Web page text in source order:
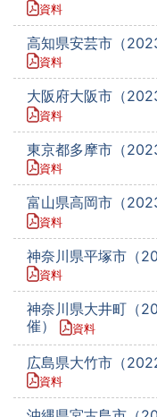
資料
高知県安芸市（
資料
大阪府大阪市（
資料
東京都多摩市（
資料
富山県高岡市（
資料
神奈川県平塚市（
資料
神奈川県大井町（
催）
資料
広島県大竹市（
資料